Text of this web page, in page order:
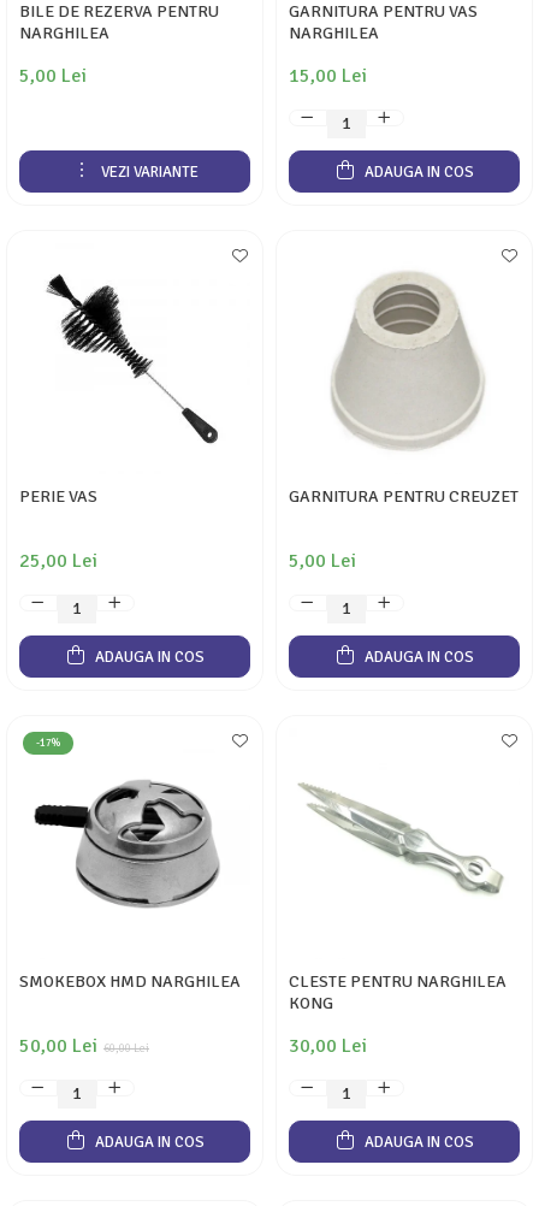
BILE DE REZERVA PENTRU
NARGHILEA
5,00 Lei
VEZI VARIANTE
GARNITURA PENTRU VAS
NARGHILEA
15,00 Lei
ADAUGA IN COS
PERIE VAS
25,00 Lei
ADAUGA IN COS
GARNITURA PENTRU CREUZET
5,00 Lei
ADAUGA IN COS
-17%
SMOKEBOX HMD NARGHILEA
60,00 Lei
50,00 Lei
ADAUGA IN COS
CLESTE PENTRU NARGHILEA
KONG
30,00 Lei
ADAUGA IN COS